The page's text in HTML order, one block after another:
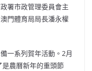
署市政管理委員會主
門體育局局長潘永權
一系列賀年活動。2月
農曆新年的重頭節